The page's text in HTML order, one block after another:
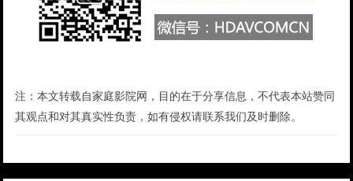
注：本文转载自家庭影院网，目的在于分享信息，不代表本站赞同
其观点和对其真实性负责，如有侵权请联系我们及时删除。